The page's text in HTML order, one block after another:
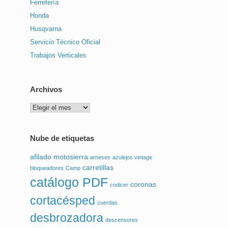
Ferretería
Honda
Husqvarna
Servicio Técnico Oficial
Trabajos Verticales
Archivos
Archivos
Nube de etiquetas
afilado motosierra arneses azulejos vintage
bloqueadores Camp carretillas
catálogo PDF codicer coronas
cortacésped cuerdas
desbrozadora descensores